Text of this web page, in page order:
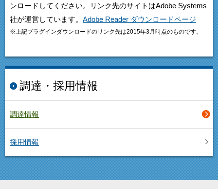
ンロードしてください。リンク先のサイトはAdobe Systems
社が運営しています。 Adobe Reader ダウンロードページ
※上記プラグインダウンロードのリンク先は2015年3月時点のものです。
調達・採用情報
調達情報
採用情報